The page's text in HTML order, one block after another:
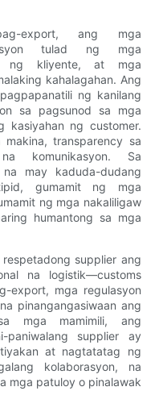
export, ang mga
tulad ng mga
ng kliyente, at mga
kahalagahan. Ang
ng kanilang
sa pagsunod sa mga
kasiyahan ng customer.
transparency sa
komunikasyon. Sa
may kaduda-dudang
gumamit ng mga
ng mga nakaliligaw
humantong sa mga
supplier ang
na logistik—customs
export, mga regulasyon
pinangangasiwaan ang
mga mamimili, ang
paniwalang supplier ay
at nagtatatag ng
kolaborasyon, na
mga patuloy o pinalawak